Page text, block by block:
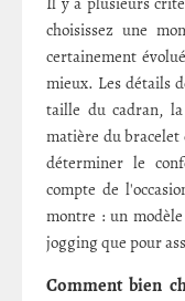
choisissez une
certainement
mieux. Les détails
taille du cadran,
matière du
déterminer le
compte de
montre : un
jogging que pour
Comment bien